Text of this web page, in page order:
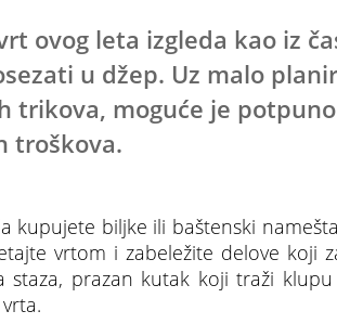
ovog leta izgleda kao iz
u džep. Uz malo
trikova, moguće je
troškova.
kupujete biljke ili baštenski
vrtom i zabeležite delove koji
staza, prazan kutak koji traži